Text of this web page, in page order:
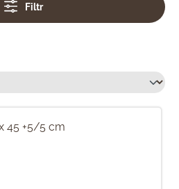
Filtr